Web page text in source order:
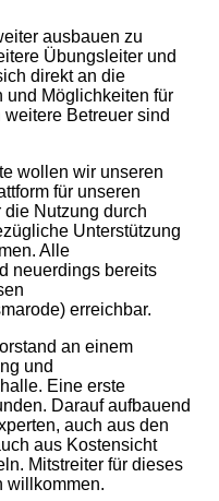
ausbauen zu
Übungsleiter und
direkt an die
und Möglichkeiten für
Betreuer sind
wollen wir unseren
für unseren
Nutzung durch
Unterstützung
Alle
neuerdings bereits
erreichbar.
an einem
und
Eine erste
Darauf aufbauend
auch aus den
aus Kostensicht
Mitstreiter für dieses
willkommen.